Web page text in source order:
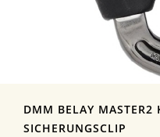
DMM BELAY MASTER2
SICHERUNGSCLIP